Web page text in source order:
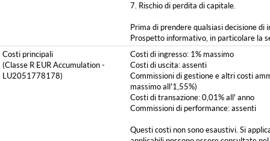
7. Rischio di perdita di capitale.
Prima di prendere qualsiasi decisione
Prospetto informativo, in particolare la
Costi principali
(Classe R EUR Accumulation -
LU2051778178)
Costi di ingresso: 1% massimo
Costi di uscita: assenti
Commissioni di gestione e altri costi
massimo all'1,55%)
Costi di transazione: 0,01% all' anno
Commissioni di performance: assenti
Questi costi non sono esaustivi. Si